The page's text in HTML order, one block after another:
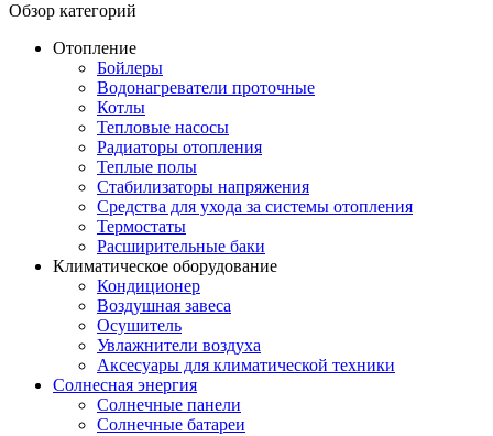
Обзор категорий
Отопление
Бойлеры
Водонагреватели проточные
Котлы
Тепловые насосы
Радиаторы отопления
Теплые полы
Стабилизаторы напряжения
Средства для ухода за системы отопления
Термостаты
Расширительные баки
Климатическое оборудование
Кондиционер
Воздушная завеса
Осушитель
Увлажнители воздуха
Аксесуары для климатической техники
Солнесная энергия
Cолнечные панели
Солнечные батареи